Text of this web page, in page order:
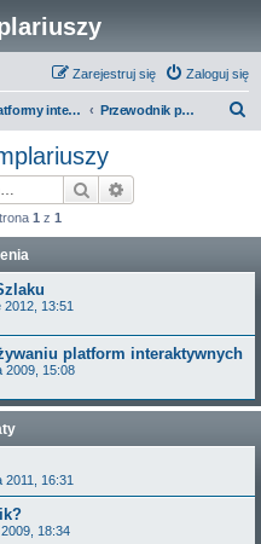
Zaloguj się
Zarejestruj się
Platformy interaktywne - Miejsca związane z Templariuszami Przewodnik po Szlaku Templariuszy
Szukaj
1 z 1
2012, 13:51
platform interaktywnych
2009, 15:08
2011, 16:31
18:34